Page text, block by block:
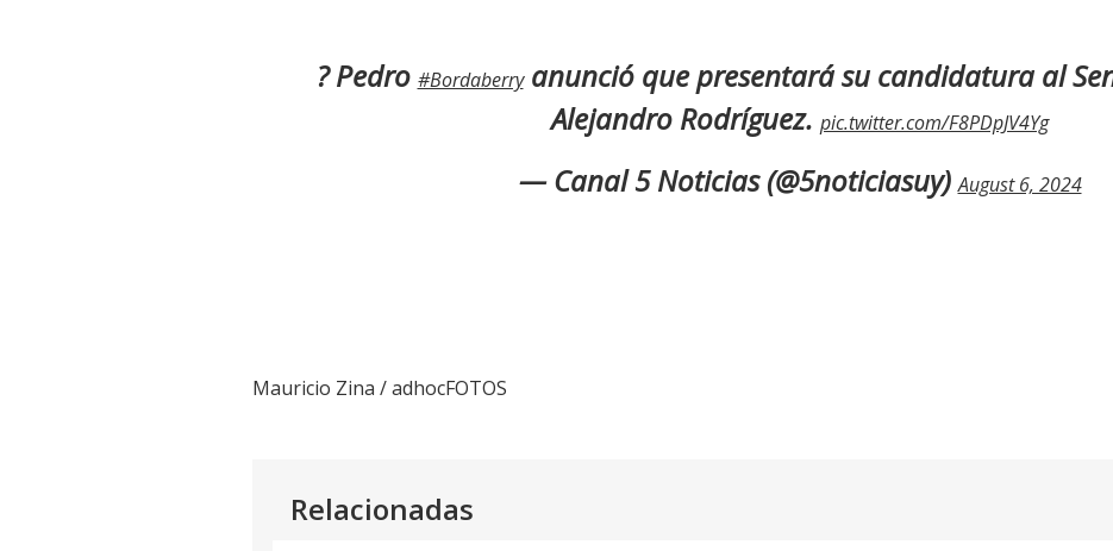
? Pedro #Bordaberryanunció que presentará su candidatura al
Alejandro Rodríguez. pic.twitter.com/F8PDpJV4Yg
— Canal 5 Noticias (@5noticiasuy)August 6, 2024
Mauricio Zina / adhocFOTOS
Relacionadas